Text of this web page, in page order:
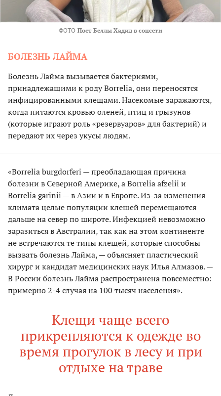
ФОТО Пост Беллы Хадид в соцсети
БОЛЕЗНЬ ЛАЙМА
Болезнь Лайма вызывается бактериями,
принадлежащими к роду Borrelia, они переносятся
инфицированными клещами. Насекомые заражаются,
когда питаются кровью оленей, птиц и грызунов
(которые играют роль «резервуаров» для бактерий) и
передают их через укусы людям.
«Borrelia burgdorferi — преобладающая причина
болезни в Северной Америке, а Borrelia afzelii и
Borrelia garinii — в Азии и в Европе. Из-за изменения
климата целые популяции клещей перемещаются
дальше на север по широте. Инфекцией невозможно
заразиться в Австралии, так как на этом континенте
не встречаются те типы клещей, которые способны
вызвать болезнь Лайма, — объясняет пластический
хирург и кандидат медицинских наук Илья Алмазов. —
В России болезнь Лайма распространена повсеместно:
примерно 2-4 случая на 100 тысяч населения».
Клещи чаще всего
прикрепляются к одежде во
время прогулок в лесу и при
отдыхе на траве